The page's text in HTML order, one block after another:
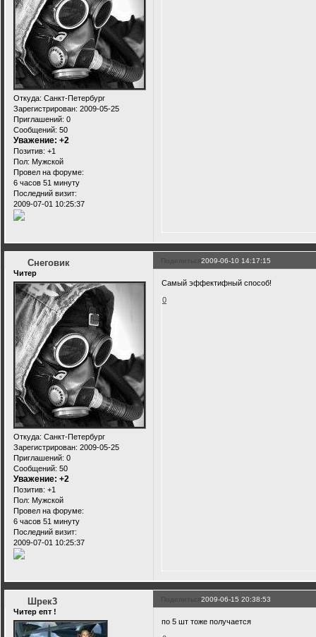
Откуда: Санкт-Петербург
Зарегистрирован: 2009-05-25
Приглашений: 0
Сообщений: 50
Уважение: +2
Позитив: +1
Пол: Мужской
Провел на форуме:
6 часов 51 минуту
Последний визит:
2009-07-01 10:25:37
Поделиться2009-06-10 14:17:15
Снеговик
Читер
Откуда: Санкт-Петербург
Зарегистрирован: 2009-05-25
Приглашений: 0
Сообщений: 50
Уважение: +2
Позитив: +1
Пол: Мужской
Провел на форуме:
6 часов 51 минуту
Последний визит:
2009-07-01 10:25:37
Самый эффектифный способ!
0
Поделиться2009-06-15 20:38:53
Шрек3
Читер епт !
по 5 шт тоже получается